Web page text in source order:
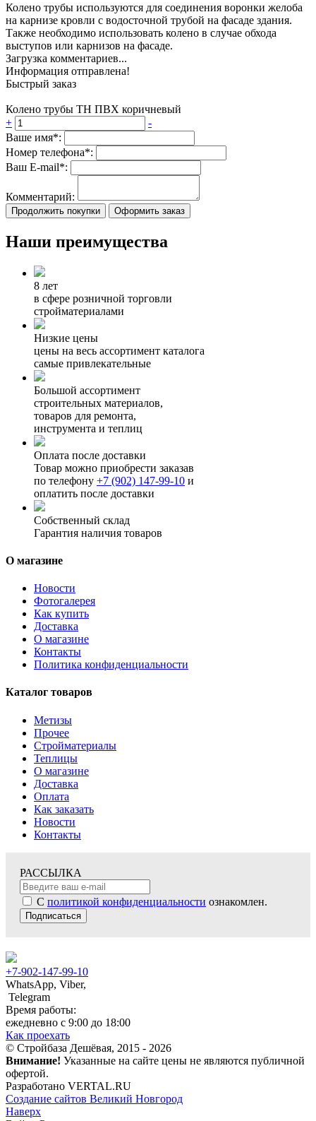
Колено трубы используются для соединения воронки желоба
на карнизе кровли с водосточной трубой на фасаде здания.
Также необходимо использовать колено в случае обхода
выступов или карнизов на фасаде.
Загрузка комментариев...
Информация отправлена!
Быстрый заказ
Колено трубы ТН ПВХ коричневый
+
-
Ваше имя*:
Номер телефона*:
Ваш E-mail*:
Комментарий:
Продолжить покупки Оформить заказ
Наши преимущества
8 лет
в сфере розничной торговли
стройматериалами
Низкие цены
цены на весь ассортимент каталога
самые привлекательные
Большой ассортимент
строительных материалов,
товаров для ремонта,
инструмента и теплиц
Оплата после доставки
Товар можно приобрести заказав
по телефону +7 (902) 147-99-10 и
оплатить после доставки
Собственный склад
Гарантия наличия товаров
О магазине
Новости
Фотогалерея
Как купить
Доставка
О магазине
Контакты
Политика конфиденциальности
Каталог товаров
Метизы
Прочее
Стройматериалы
Теплицы
О магазине
Доставка
Оплата
Как заказать
Новости
Контакты
РАССЫЛКА
С политикой конфиденциальности ознакомлен.
Подписаться
+7-902-147-99-10
WhatsApp, Viber,
Telegram
Время работы:
ежедневно с 9:00 до 18:00
Как проехать
© Стройбаза Дешёвая, 2015 - 2026
Внимание! Указанные на сайте цены не являются публичной
офертой.
Разработано VERTAL.RU
Создание сайтов Великий Новгород
Наверх